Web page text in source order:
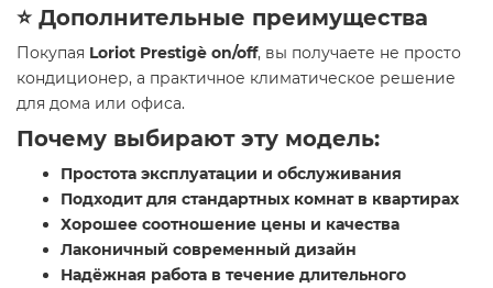
⭐ Дополнительные преимущества
Покупая Loriot Prestigè on/off, вы получаете не просто
кондиционер, а практичное климатическое решение
для дома или офиса.
Почему выбирают эту модель:
Простота эксплуатации и обслуживания
Подходит для стандартных комнат в квартирах
Хорошее соотношение цены и качества
Лаконичный современный дизайн
Надёжная работа в течение длительного